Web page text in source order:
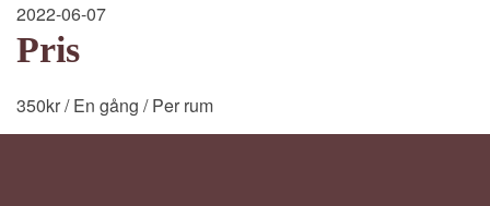
2022-06-07
Pris
350kr/ En gång / Per rum